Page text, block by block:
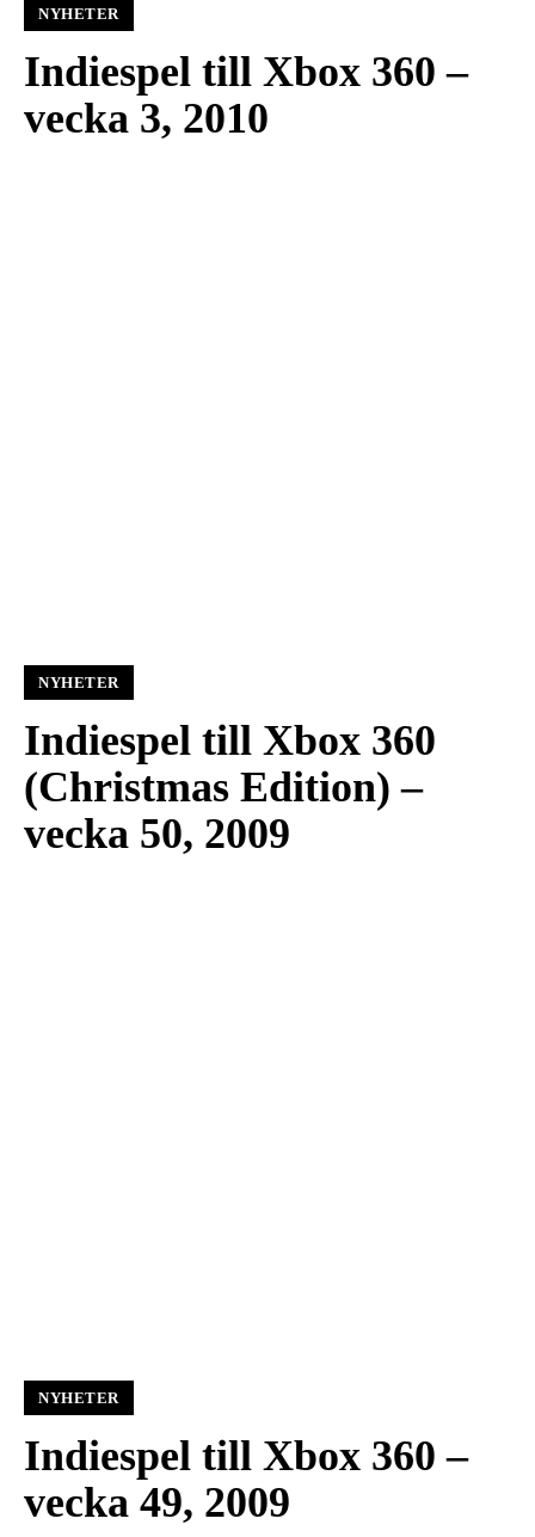
NYHETER
Indiespel till Xbox 360 –
vecka 3, 2010
NYHETER
Indiespel till Xbox 360
(Christmas Edition) –
vecka 50, 2009
NYHETER
Indiespel till Xbox 360 –
vecka 49, 2009